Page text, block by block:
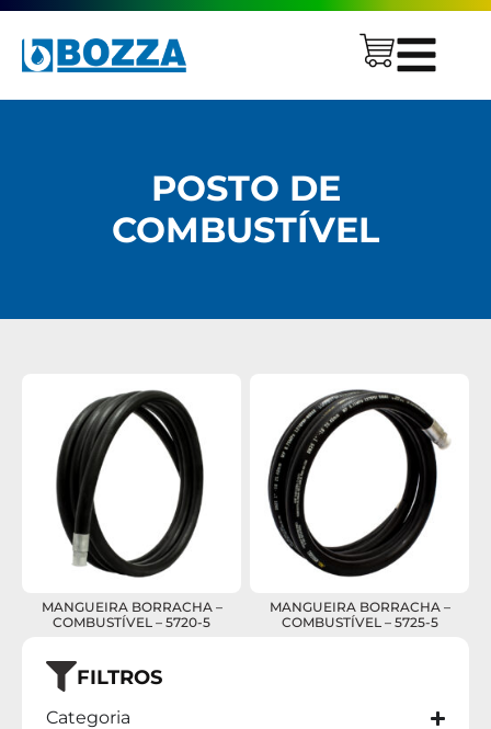
POSTO DE
COMBUSTÍVEL
FILTROS
Categoria
MANGUEIRA BORRACHA –
COMBUSTÍVEL – 5720-5
MANGUEIRA BORRACHA –
COMBUSTÍVEL – 5725-5